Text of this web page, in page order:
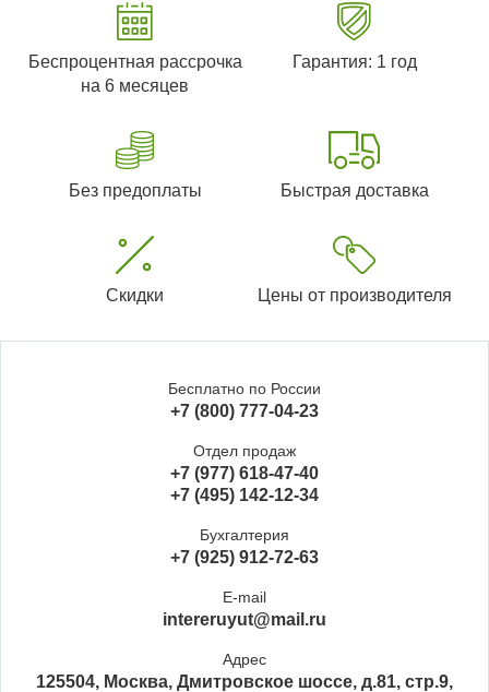
Беспроцентная рассрочка
на 6 месяцев
Гарантия: 1 год
Без предоплаты Быстрая доставка
Скидки Цены от производителя
Бесплатно по России
+7 (800) 777-04-23
Отдел продаж
+7 (977) 618-47-40
+7 (495) 142-12-34
Бухгалтерия
+7 (925) 912-72-63
E-mail
intereruyut@mail.ru
Адрес
125504, Москва, Дмитровское шоссе, д.81, стр.9,